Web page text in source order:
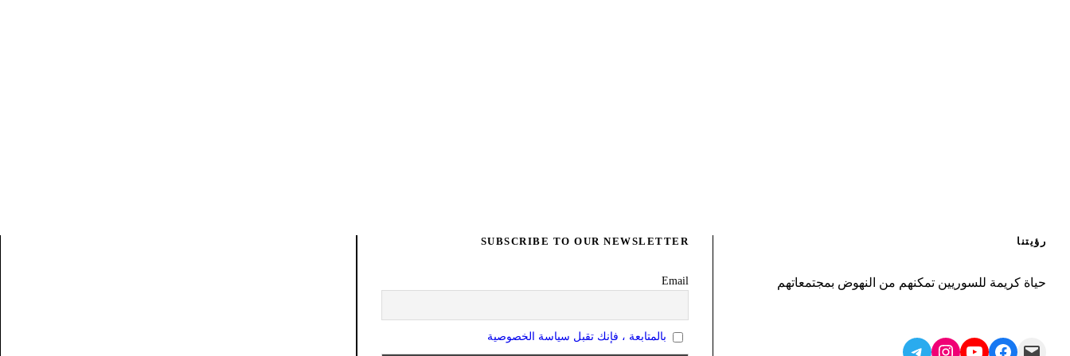
رؤيتنا
حياة كريمة للسوريين تمكنهم من النهوض بمجتمعاتهم
Mail
Facebook
YouTube
Instagram
Telegram
SUBSCRIBE TO OUR NEWSLETTER
Email
بالمتابعة ، فإنك تقبل سياسة الخصوصية